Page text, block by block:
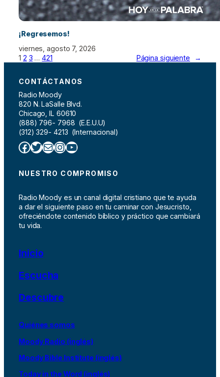
¡Regresemos!
viernes, agosto 7, 2026
1 2 3 … 421 Página siguiente →
CONTÁCTANOS
Radio Moody
820 N. LaSalle Blvd.
Chicago, IL 60610
(888) 796- 7968 (E.E.U.U)
(312) 329- 4213 (Internacional)
Facebook Twitter Correo electrónico InstagramYouTube
NUESTRO COMPROMISO
Radio Moody es un canal digital cristiano que te ayuda
a dar el siguiente paso en tu caminar con Jesucristo,
ofreciéndote contenido bíblico y práctico que cambiará
tu vida.
Inicio
Escucha
Descubre
Quiénes somos
Moody Radio (inglés)
Moody Bible Institute (inglés)
Today in the Word (inglés)